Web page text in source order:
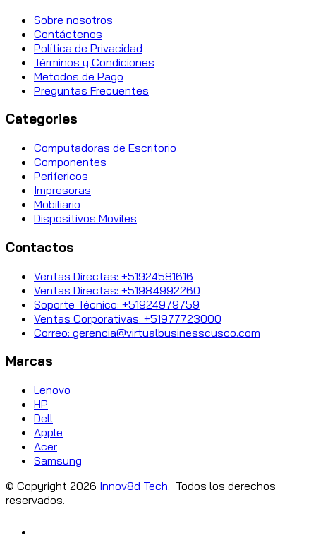
Sobre nosotros
Contáctenos
Política de Privacidad
Términos y Condiciones
Metodos de Pago
Preguntas Frecuentes
Categories
Computadoras de Escritorio
Componentes
Perifericos
Impresoras
Mobiliario
Dispositivos Moviles
Contactos
Ventas Directas: +51924581616
Ventas Directas: +51984992260
Soporte Técnico: +51924979759
Ventas Corporativas: +51977723000
Correo: gerencia@virtualbusinesscusco.com
Marcas
Lenovo
HP
Dell
Apple
Acer
Samsung
© Copyright 2026 Innov8d Tech. Todos los derechos
reservados.